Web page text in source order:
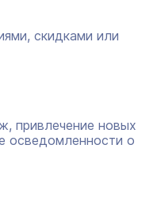
скидками или
привлечение новых
осведомленности о